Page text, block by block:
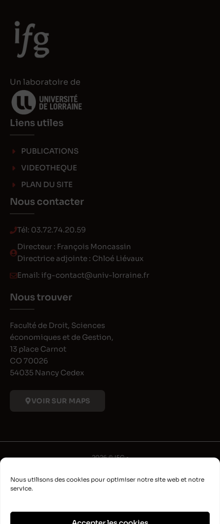
Nous utilisons des cookies pour optimiser notre site web et notre
service.
Un laboratoire de
Liens utiles
PUBLICATIONS
VIDEOTHEQUE
PLAN DU SITE
Nous contacter
Tél: 03.72.74.20.59
Directeur : François Moncassin
Directrice adjointe : Chloé Liévaux
Email: ifg-contact@univ-lorraine.fr
Nous trouver
Faculté de Droit, Sciences
économiques et de Gestion,
13 place Carnot
CO 70026
54035 Nancy Cedex
VOIR SUR MAPS
2026 © IFG •
•